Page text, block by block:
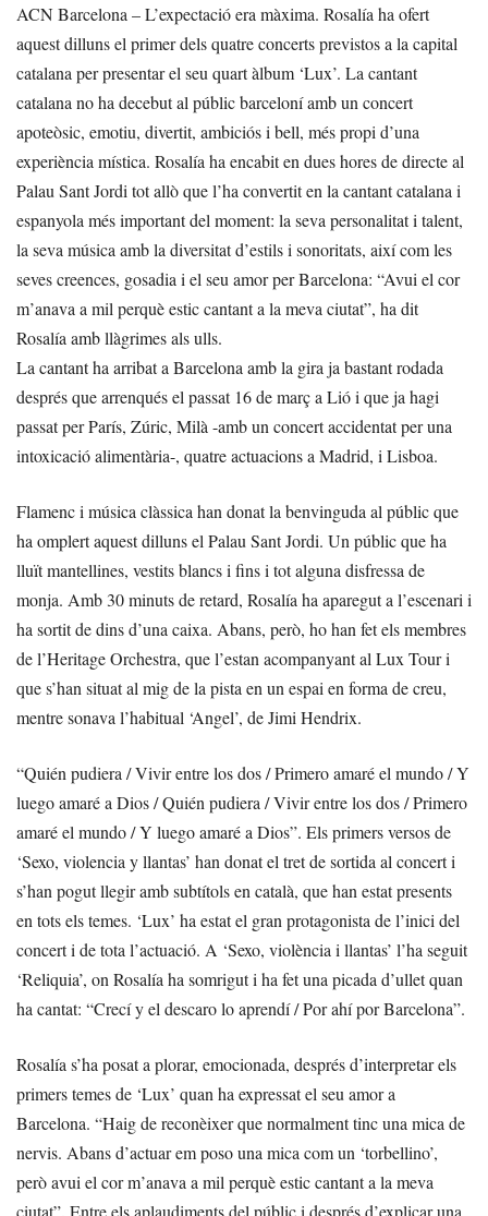
ACN Barcelona – L’expectació era màxima. Rosalía ha ofert
aquest dilluns el primer dels quatre concerts previstos a la capital
catalana per presentar el seu quart àlbum ‘Lux’. La cantant
catalana no ha decebut al públic barceloní amb un concert
apoteòsic, emotiu, divertit, ambiciós i bell, més propi d’una
experiència mística. Rosalía ha encabit en dues hores de directe al
Palau Sant Jordi tot allò que l’ha convertit en la cantant catalana i
espanyola més important del moment: la seva personalitat i talent,
la seva música amb la diversitat d’estils i sonoritats, així com les
seves creences, gosadia i el seu amor per Barcelona: “Avui el cor
m’anava a mil perquè estic cantant a la meva ciutat”, ha dit
Rosalía amb llàgrimes als ulls.
La cantant ha arribat a Barcelona amb la gira ja bastant rodada
després que arrenqués el passat 16 de març a Lió i que ja hagi
passat per París, Zúric, Milà -amb un concert accidentat per una
intoxicació alimentària-, quatre actuacions a Madrid, i Lisboa.
Flamenc i música clàssica han donat la benvinguda al públic que
ha omplert aquest dilluns el Palau Sant Jordi. Un públic que ha
lluït mantellines, vestits blancs i fins i tot alguna disfressa de
monja. Amb 30 minuts de retard, Rosalía ha aparegut a l’escenari i
ha sortit de dins d’una caixa. Abans, però, ho han fet els membres
de l’Heritage Orchestra, que l’estan acompanyant al Lux Tour i
que s’han situat al mig de la pista en un espai en forma de creu,
mentre sonava l’habitual ‘Angel’, de Jimi Hendrix.
“Quién pudiera / Vivir entre los dos / Primero amaré el mundo / Y
luego amaré a Dios / Quién pudiera / Vivir entre los dos / Primero
amaré el mundo / Y luego amaré a Dios”. Els primers versos de
‘Sexo, violencia y llantas’ han donat el tret de sortida al concert i
s’han pogut llegir amb subtítols en català, que han estat presents
en tots els temes. ‘Lux’ ha estat el gran protagonista de l’inici del
concert i de tota l’actuació. A ‘Sexo, violència i llantas’ l’ha seguit
‘Reliquia’, on Rosalía ha somrigut i ha fet una picada d’ullet quan
ha cantat: “Crecí y el descaro lo aprendí / Por ahí por Barcelona”.
Rosalía s’ha posat a plorar, emocionada, després d’interpretar els
primers temes de ‘Lux’ quan ha expressat el seu amor a
Barcelona. “Haig de reconèixer que normalment tinc una mica de
nervis. Abans d’actuar em poso una mica com un ‘torbellino’,
però avui el cor m’anava a mil perquè estic cantant a la meva
ciutat”. Entre els aplaudiments del públic i després d’explicar una